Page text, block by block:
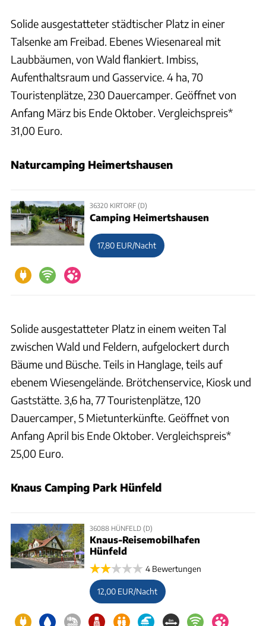
Solide ausgestatteter städtischer Platz in einer
Talsenke am Freibad. Ebenes Wiesenareal mit
Laubbäumen, von Wald flankiert. Imbiss,
Aufenthaltsraum und Gasservice. 4 ha, 70
Touristenplätze, 230 Dauercamper. Geöffnet von
Anfang März bis Ende Oktober. Vergleichspreis*
31,00 Euro.
Naturcamping Heimertshausen
36320 KIRTORF (D)
Camping Heimertshausen
17,80 EUR/Nacht
Solide ausgestatteter Platz in einem weiten Tal
zwischen Wald und Feldern, aufgelockert durch
Bäume und Büsche. Teils in Hanglage, teils auf
ebenem Wiesengelände. Brötchenservice, Kiosk und
Gaststätte. 3,6 ha, 77 Touristenplätze, 120
Dauercamper, 5 Mietunterkünfte. Geöffnet von
Anfang April bis Ende Oktober. Vergleichspreis*
25,00 Euro.
Knaus Camping Park Hünfeld
36088 HÜNFELD (D)
Knaus-Reisemobilhafen
Hünfeld
4 Bewertungen
12,00 EUR/Nacht